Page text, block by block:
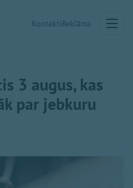
KontaktiReklāma
3 augus, kas
par jebkuru